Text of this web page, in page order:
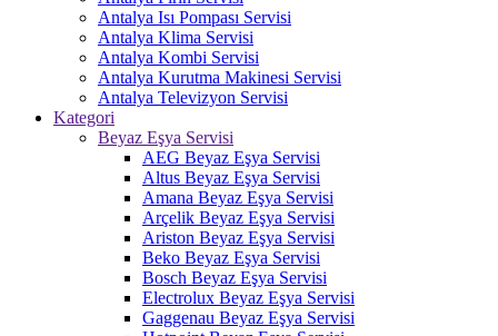
Antalya Isı Pompası Servisi
Antalya Klima Servisi
Antalya Kombi Servisi
Antalya Kurutma Makinesi Servisi
Antalya Televizyon Servisi
Kategori
Beyaz Eşya Servisi
AEG Beyaz Eşya Servisi
Altus Beyaz Eşya Servisi
Amana Beyaz Eşya Servisi
Arçelik Beyaz Eşya Servisi
Ariston Beyaz Eşya Servisi
Beko Beyaz Eşya Servisi
Bosch Beyaz Eşya Servisi
Electrolux Beyaz Eşya Servisi
Gaggenau Beyaz Eşya Servisi